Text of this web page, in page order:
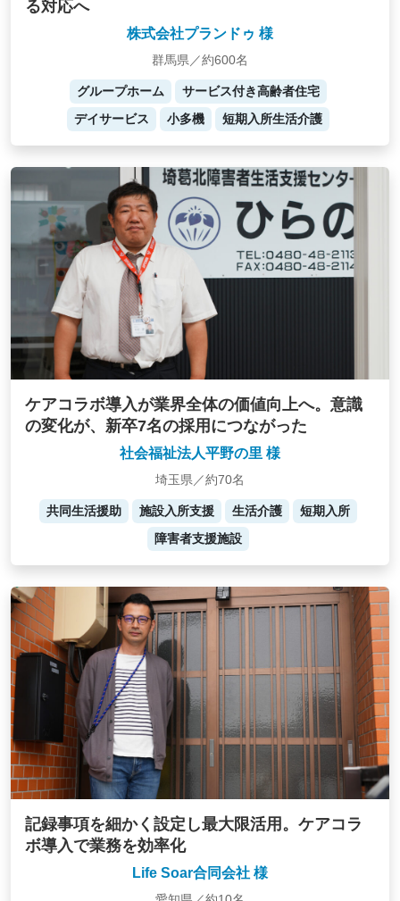
る対応へ
株式会社プランドゥ 様
群馬県／約600名
グループホーム
サービス付き高齢者住宅
デイサービス
小多機 短期入所生活介護
ケアコラボ導入が業界全体の価値向上へ。意識
の変化が、新卒7名の採用につながった
社会福祉法人平野の里 様
埼玉県／約70名
共同生活援助 施設入所支援 生活介護
短期入所
障害者支援施設
記録事項を細かく設定し最大限活用。ケアコラ
ボ導入で業務を効率化
Life Soar合同会社 様